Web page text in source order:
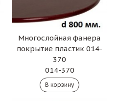
Многослойная фанера
покрытие пластик 014-
370
014-370